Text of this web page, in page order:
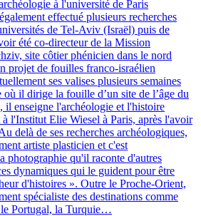
à l'université de Paris
effectué plusieurs recherches
de Tel-Aviv (Israël) puis de
été co-directeur de la Mission
site côtier phénicien dans le nord
projet de fouilles franco-israélien
ses valises plusieurs semaines
où il dirige la fouille d’un site de l’âge du
il enseigne l'archéologie et l'histoire
l'Institut Elie Wiesel à Paris, après l'avoir
delà de ses recherches archéologiques,
artiste plasticien et c'est
photographie qu'il raconte d'autres
dynamiques qui le guident pour être
d'histoires ». Outre le Proche-Orient,
spécialiste des destinations comme
Portugal, la Turquie…